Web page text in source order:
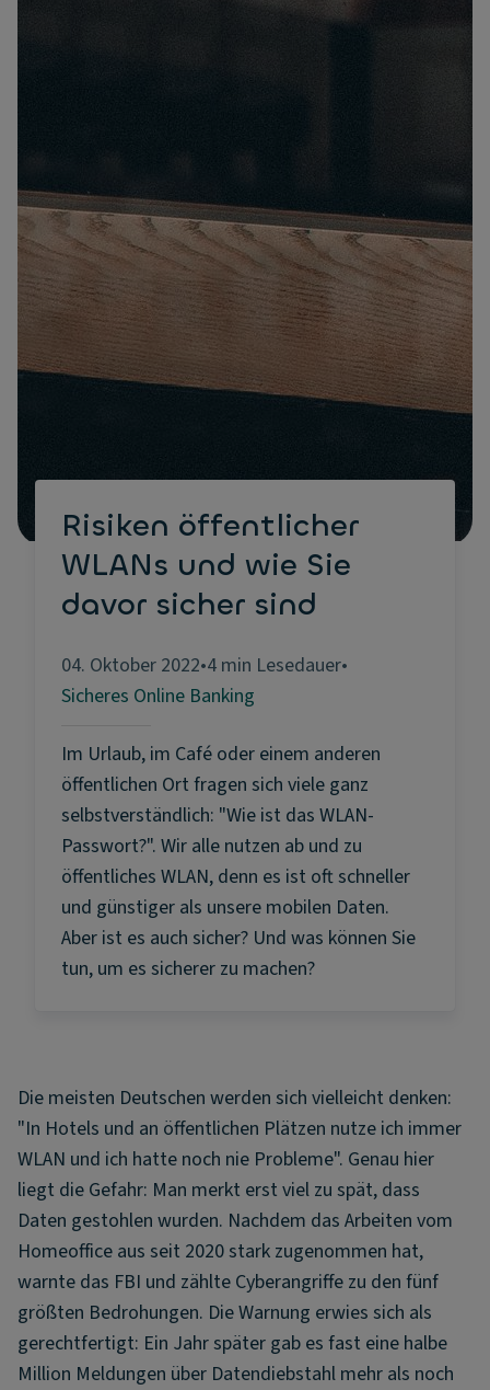
Risiken öffentlicher
WLANs und wie Sie
davor sicher sind
04. Oktober 2022•4 min Lesedauer•
Sicheres Online Banking
Im Urlaub, im Café oder einem anderen
öffentlichen Ort fragen sich viele ganz
selbstverständlich: "Wie ist das WLAN-
Passwort?". Wir alle nutzen ab und zu
öffentliches WLAN, denn es ist oft schneller
und günstiger als unsere mobilen Daten.
Aber ist es auch sicher? Und was können Sie
tun, um es sicherer zu machen?
Die meisten Deutschen werden sich vielleicht denken:
"In Hotels und an öffentlichen Plätzen nutze ich immer
WLAN und ich hatte noch nie Probleme". Genau hier
liegt die Gefahr: Man merkt erst viel zu spät, dass
Daten gestohlen wurden. Nachdem das Arbeiten vom
Homeoffice aus seit 2020 stark zugenommen hat,
warnte das FBI und zählte Cyberangriffe zu den fünf
größten Bedrohungen. Die Warnung erwies sich als
gerechtfertigt: Ein Jahr später gab es fast eine halbe
Million Meldungen über Datendiebstahl mehr als noch